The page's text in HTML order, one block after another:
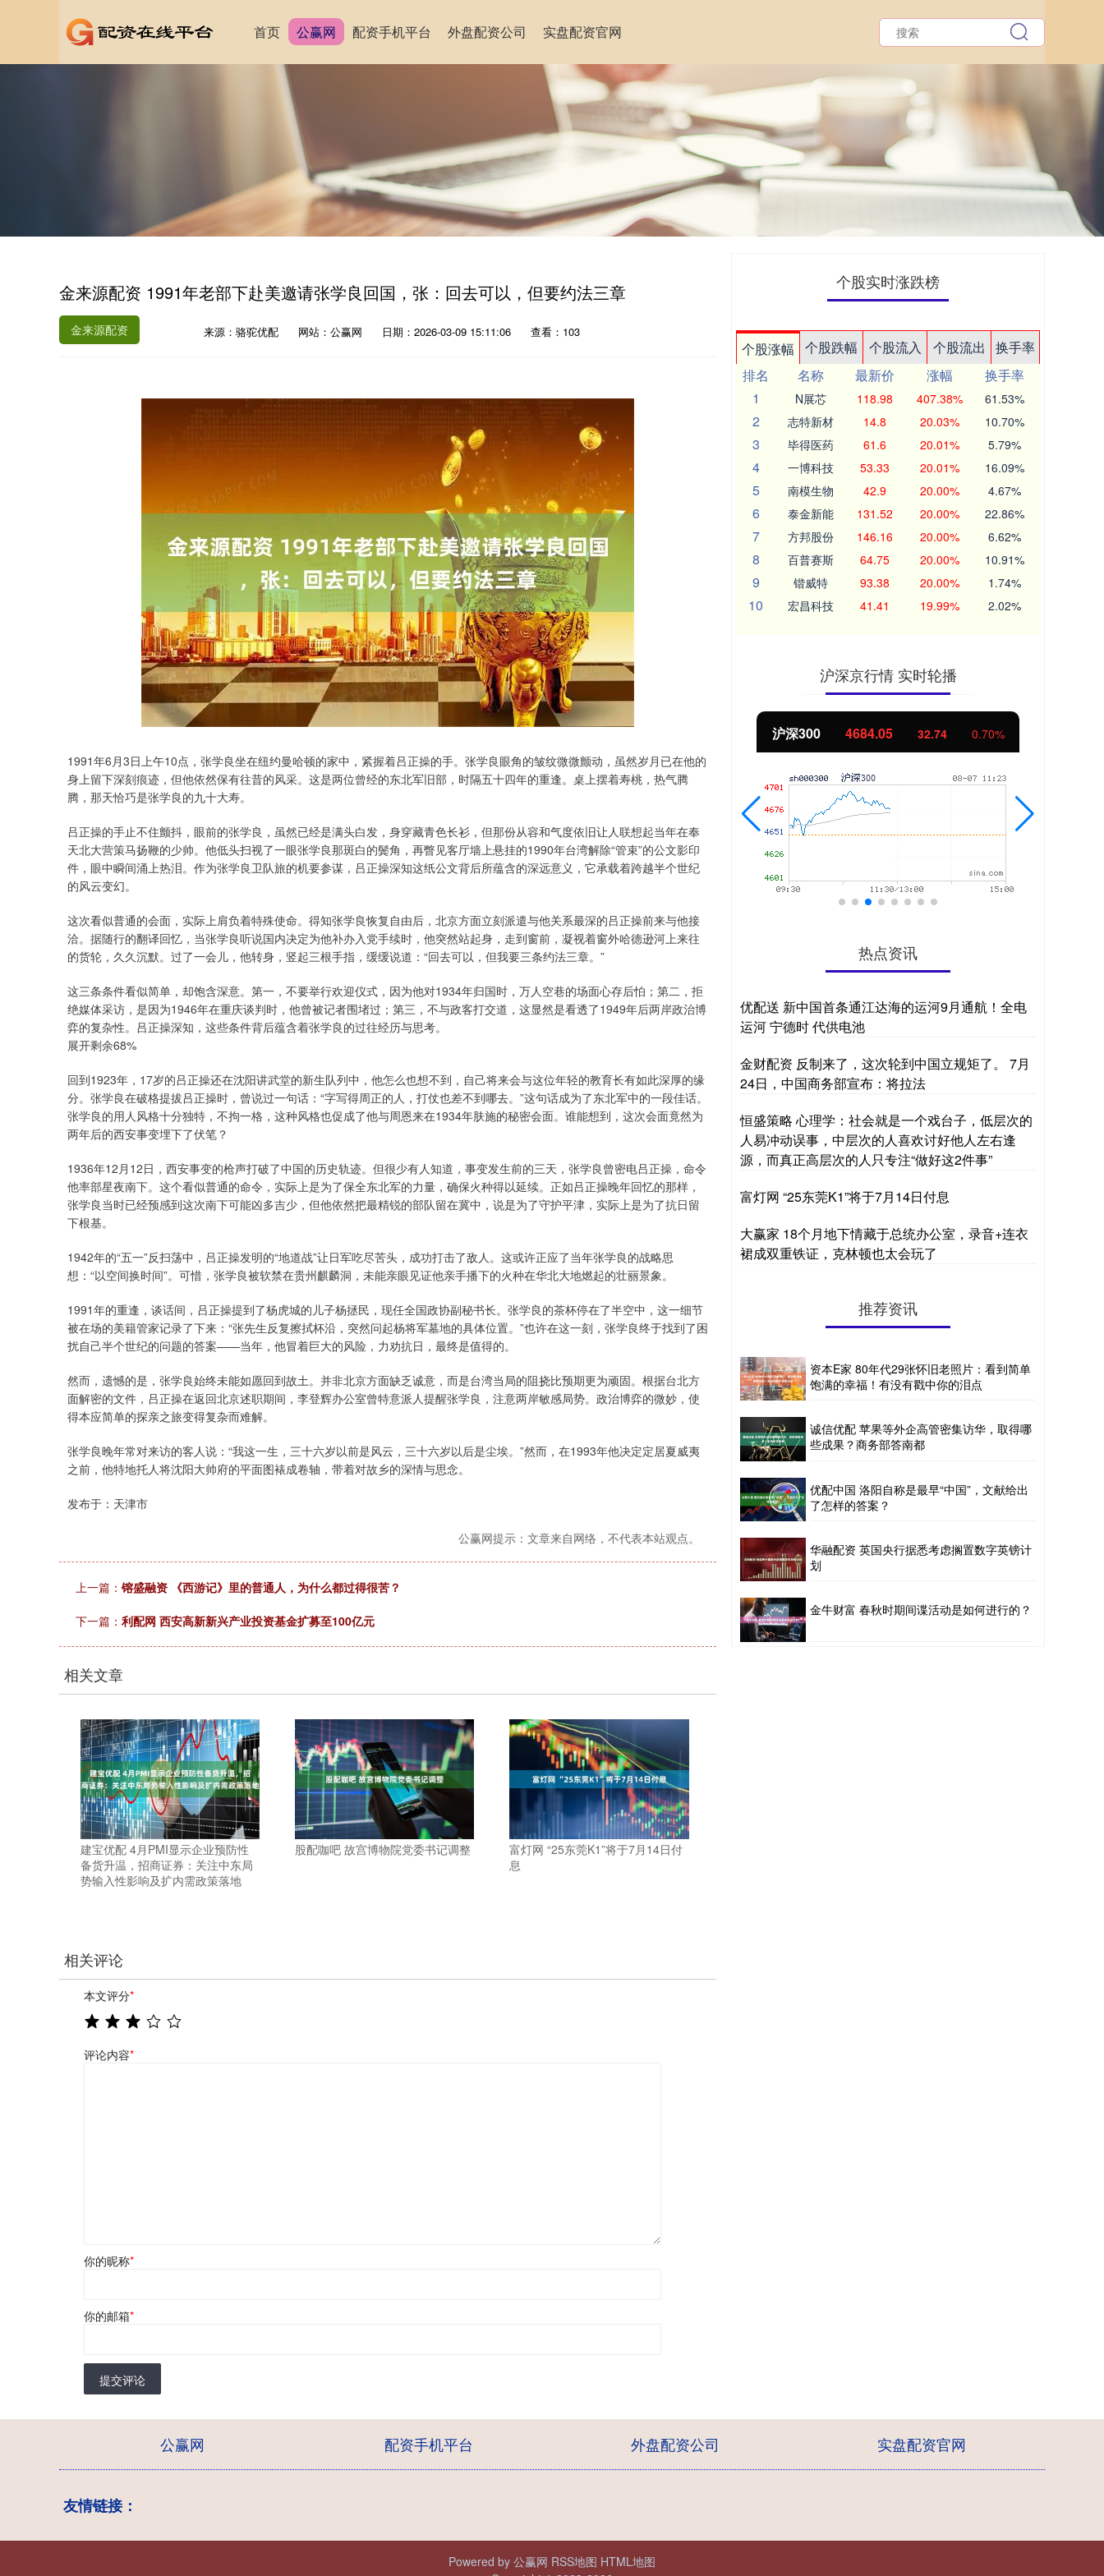
首页 公赢网 配资手机平台 外盘配资公司 实盘配资官网
金来源配资 1991年老部下赴美邀请张学良回国，张：回去可以，但要约法三章
金来源配资 来源：骆驼优配 网站：公赢网 日期：2026-03-09 15:11:06 查看：103
1991年6月3日上午10点，张学良坐在纽约曼哈顿的家中，紧握着吕正操的手。张学良眼角的皱纹微微颤动，虽然岁月已在他的
身上留下深刻痕迹，但他依然保有往昔的风采。这是两位曾经的东北军旧部，时隔五十四年的重逢。桌上摆着寿桃，热气腾
腾，那天恰巧是张学良的九十大寿。
吕正操的手止不住颤抖，眼前的张学良，虽然已经是满头白发，身穿藏青色长衫，但那份从容和气度依旧让人联想起当年在奉
天北大营策马扬鞭的少帅。他低头扫视了一眼张学良那斑白的鬓角，再瞥见客厅墙上悬挂的1990年台湾解除“管束”的公文影印
件，眼中瞬间涌上热泪。作为张学良卫队旅的机要参谋，吕正操深知这纸公文背后所蕴含的深远意义，它承载着跨越半个世纪
的风云变幻。
这次看似普通的会面，实际上肩负着特殊使命。得知张学良恢复自由后，北京方面立刻派遣与他关系最深的吕正操前来与他接
洽。据随行的翻译回忆，当张学良听说国内决定为他补办入党手续时，他突然站起身，走到窗前，凝视着窗外哈德逊河上来往
的货轮，久久沉默。过了一会儿，他转身，竖起三根手指，缓缓说道：“回去可以，但我要三条约法三章。”
这三条条件看似简单，却饱含深意。第一，不要举行欢迎仪式，因为他对1934年归国时，万人空巷的场面心存后怕；第二，拒
绝媒体采访，是因为1946年在重庆谈判时，他曾被记者围堵过；第三，不与政客打交道，这显然是看透了1949年后两岸政治博
弈的复杂性。吕正操深知，这些条件背后蕴含着张学良的过往经历与思考。
展开剩余68%
回到1923年，17岁的吕正操还在沈阳讲武堂的新生队列中，他怎么也想不到，自己将来会与这位年轻的教育长有如此深厚的缘
分。张学良在破格提拔吕正操时，曾说过一句话：“字写得周正的人，打仗也差不到哪去。”这句话成为了东北军中的一段佳话。
张学良的用人风格十分独特，不拘一格，这种风格也促成了他与周恩来在1934年肤施的秘密会面。谁能想到，这次会面竟然为
两年后的西安事变埋下了伏笔？
1936年12月12日，西安事变的枪声打破了中国的历史轨迹。但很少有人知道，事变发生前的三天，张学良曾密电吕正操，命令
他率部星夜南下。这个看似普通的命令，实际上是为了保全东北军的力量，确保火种得以延续。正如吕正操晚年回忆的那样，
张学良当时已经预感到这次南下可能凶多吉少，但他依然把最精锐的部队留在冀中，说是为了守护平津，实际上是为了抗日留
下根基。
1942年的“五一”反扫荡中，吕正操发明的“地道战”让日军吃尽苦头，成功打击了敌人。这或许正应了当年张学良的战略思
想：“以空间换时间”。可惜，张学良被软禁在贵州麒麟洞，未能亲眼见证他亲手播下的火种在华北大地燃起的壮丽景象。
1991年的重逢，谈话间，吕正操提到了杨虎城的儿子杨拯民，现任全国政协副秘书长。张学良的茶杯停在了半空中，这一细节
被在场的美籍管家记录了下来：“张先生反复擦拭杯沿，突然问起杨将军墓地的具体位置。”也许在这一刻，张学良终于找到了困
扰自己半个世纪的问题的答案——当年，他冒着巨大的风险，力劝抗日，最终是值得的。
然而，遗憾的是，张学良始终未能如愿回到故土。并非北京方面缺乏诚意，而是台湾当局的阻挠比预期更为顽固。根据台北方
面解密的文件，吕正操在返回北京述职期间，李登辉办公室曾特意派人提醒张学良，注意两岸敏感局势。政治博弈的微妙，使
得本应简单的探亲之旅变得复杂而难解。
张学良晚年常对来访的客人说：“我这一生，三十六岁以前是风云，三十六岁以后是尘埃。”然而，在1993年他决定定居夏威夷
之前，他特地托人将沈阳大帅府的平面图裱成卷轴，带着对故乡的深情与思念。
发布于：天津市
公赢网提示：文章来自网络，不代表本站观点。
上一篇： 镕盛融资 《西游记》里的普通人，为什么都过得很苦？
下一篇： 利配网 西安高新新兴产业投资基金扩募至100亿元
相关文章
建宝优配 4月PMI显示企业预防性
备货升温，招商证券：关注中东局
势输入性影响及扩内需政策落地
股配咖吧 故宫博物院党委书记调整
富灯网 “25东莞K1”将于7月14日付
息
相关评论
本文评分*
评论内容*
你的昵称*
你的邮箱*
提交评论
个股实时涨跌榜
个股涨幅 个股跌幅 个股流入 个股流出
换手率
排名
名称 最新价 涨幅
换手率
1
N展芯 118.98 407.38% 61.53%
2 志特新材 14.8 20.03% 10.70%
3 毕得医药 61.6 20.01% 5.79%
4 一博科技 53.33 20.01% 16.09%
5 南模生物 42.9 20.00% 4.67%
6 泰金新能 131.52 20.00% 22.86%
7 方邦股份 146.16 20.00% 6.62%
8 百普赛斯 64.75 20.00% 10.91%
9 锴威特 93.38 20.00% 1.74%
10 宏昌科技 41.41 19.99% 2.02%
沪深京行情 实时轮播
上证指数 3917.61 深证成指 14258.81 沪深300 4684.05 32.74 0.70%
热点资讯
优配送 新中国首条通江达海的运河9月通航！全电
运河 宁德时 代供电池
金财配资 反制来了，这次轮到中国立规矩了。 7月
24日，中国商务部宣布：将拉法
恒盛策略 心理学：社会就是一个戏台子，低层次的
人易冲动误事，中层次的人喜欢讨好他人左右逢
源，而真正高层次的人只专注“做好这2件事”
富灯网 “25东莞K1”将于7月14日付息
大赢家 18个月地下情藏于总统办公室，录音+连衣
裙成双重铁证，克林顿也太会玩了
推荐资讯
资本E家 80年代29张怀旧老照片：看到简单
饱满的幸福！有没有戳中你的泪点
诚信优配 苹果等外企高管密集访华，取得哪
些成果？商务部答南都
优配中国 洛阳自称是最早“中国”，文献给出
了怎样的答案？
华融配资 英国央行据悉考虑搁置数字英镑计
划
金牛财富 春秋时期间谍活动是如何进行的？
公赢网 配资手机平台 外盘配资公司 实盘配资官网
友情链接：
Powered by 公赢网 RSS地图 HTML地图